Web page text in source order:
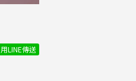
用LINE傳送